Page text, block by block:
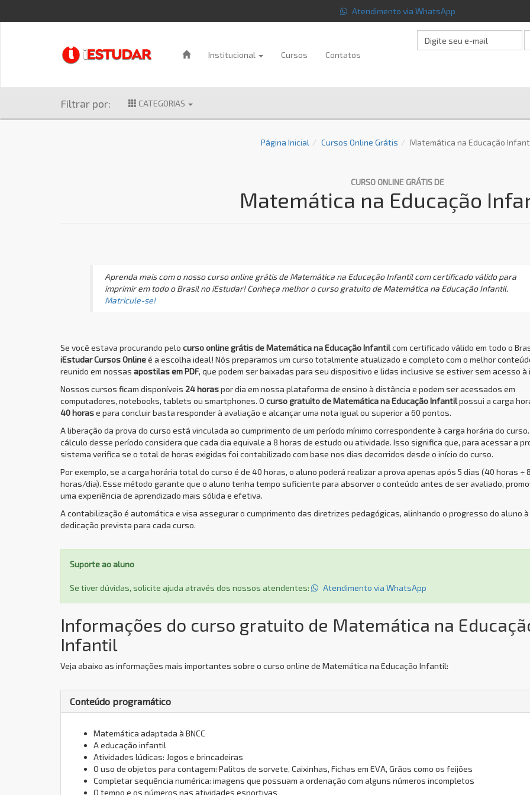
Atendimento via WhatsApp
Institucional Cursos Contatos
Filtrar por: CATEGORIAS
Página Inicial Cursos Online Grátis Matemática na Educação
CURSO ONLINE GRÁTIS DE
Matemática na Educação
Aprenda mais com o nosso curso online grátis de Matemática na Educação Infantil com certificado válido para
imprimir em todo o Brasil no iEstudar! Conheça melhor o curso gratuito de Matemática na Educação Infantil.
Matricule-se!
Se você estava procurando pelo curso online grátis de Matemática na Educação Infantilcom certificado válido em todo o
iEstudar Cursos Onlineé a escolha ideal! Nós preparamos um curso totalmente atualizado e completo com o melhor
reunido em nossas apostilas em PDF, que podem ser baixadas para seu dispositivo e lidas inclusive se estiver sem acesso
Nossos cursos ficam disponíveis 24 horaspor dia em nossa plataforma de ensino à distância e podem ser acessados em
computadores, notebooks, tablets ou smartphones. O curso gratuito de Matemática na Educação Infantilpossui a carga
40 horase para concluir basta responder à avaliação e alcançar uma nota igual ou superior a 60 pontos.
A liberação da prova do curso está vinculada ao cumprimento de um período mínimo correspondente à carga horária do curso.
cálculo desse período considera que cada dia equivale a 8 horas de estudo ou atividade. Isso significa que, para acessar a
sistema verifica se o total de horas exigidas foi contabilizado com base nos dias decorridos desde o início do curso.
Por exemplo, se a carga horária total do curso é de 40 horas, o aluno poderá realizar a prova apenas após 5 dias (40 horas ÷
horas/dia). Esse método garante que o aluno tenha tempo suficiente para absorver o conteúdo antes de ser avaliado,
uma experiência de aprendizado mais sólida e efetiva.
A contabilização é automática e visa assegurar o cumprimento das diretrizes pedagógicas, alinhando o progresso do aluno à
dedicação prevista para cada curso.
Suporte ao aluno
Se tiver dúvidas, solicite ajuda através dos nossos atendentes: Atendimento via WhatsApp
Informações do curso gratuito de Matemática na
Infantil
Veja abaixo as informações mais importantes sobre o curso online de Matemática na Educação Infantil:
Conteúdo programático
Matemática adaptada à BNCC
A educação infantil
Atividades lúdicas: Jogos e brincadeiras
O uso de objetos para contagem: Palitos de sorvete, Caixinhas, Fichas em EVA, Grãos como os feijões
Completar sequência numérica: imagens que possuam a ordenação com alguns números incompletos
O tempo e os números nas atividades esportivas